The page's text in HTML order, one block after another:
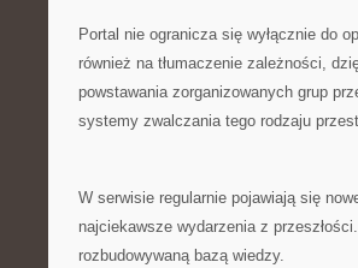
Portal nie ogranicza się wyłącznie do
również na tłumaczenie zależności,
powstawania zorganizowanych grup
systemy zwalczania tego rodzaju
W serwisie regularnie pojawiają się
najciekawsze wydarzenia z
rozbudowywaną bazą wiedzy.